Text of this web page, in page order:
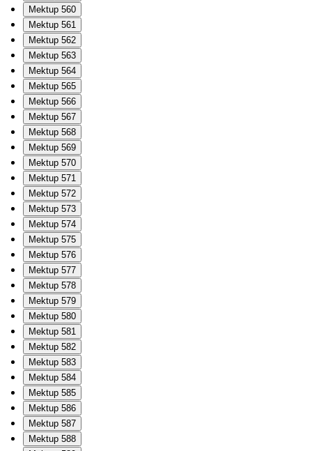
Mektup 560
Mektup 561
Mektup 562
Mektup 563
Mektup 564
Mektup 565
Mektup 566
Mektup 567
Mektup 568
Mektup 569
Mektup 570
Mektup 571
Mektup 572
Mektup 573
Mektup 574
Mektup 575
Mektup 576
Mektup 577
Mektup 578
Mektup 579
Mektup 580
Mektup 581
Mektup 582
Mektup 583
Mektup 584
Mektup 585
Mektup 586
Mektup 587
Mektup 588